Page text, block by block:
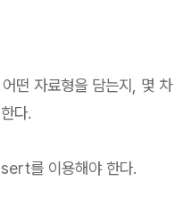
떤 자료형을 담는지, 몇 차
다.
를 이용해야 한다.